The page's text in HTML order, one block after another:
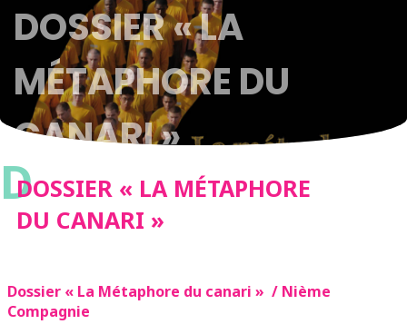
DOSSIER « LA
MÉTAPHORE DU
CANARI »
DDOSSIER « LA MÉTAPHORE
DU CANARI »
Dossier « La Métaphore du canari » / Nième
Compagnie